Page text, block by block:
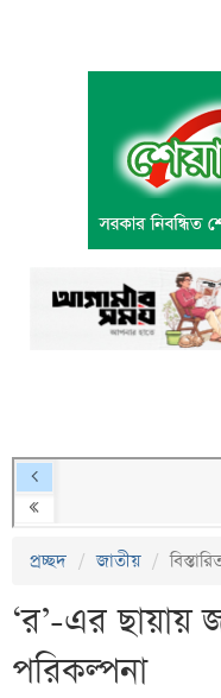
প্রচ্ছদ জাতীয়
‘র’-এর ছায়ায়
পরিকল্পনা